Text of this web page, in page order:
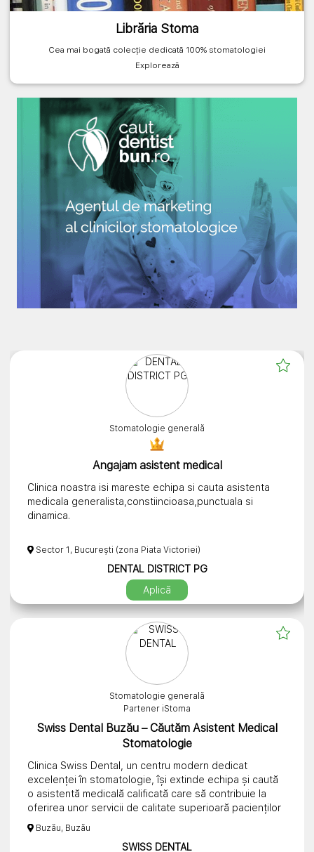
Librăria Stoma
Cea mai bogată colecție dedicată 100% stomatologiei
Explorează
Stomatologie generală
Angajam asistent medical
Clinica noastra isi mareste echipa si cauta asistenta
medicala generalista,constiincioasa,punctuala si
dinamica.
Ce ne dorim:
-Experienta de minimum 1 an de zile in domeniul
-Atentie la detalii si respectarea procedurilor
-Atitudine pozitiva,orientata spre pacient.
-Pasiune pentru dezvoltare si performanta.
-Program- 4 zile/saptamana x 6h(9:00-15:00 sau
-1 zi/saptamana tura de 12 h si o sambata/luna (9:00-
-Salariu 4000-4500 lei net(cu tichete de masa
incluse),in functie de experienta si specializarile
avantaje.
-Mediu modern,echipa unita,training si dezvoltare
profesionala.
Daca iti doresti mai mult decat un simplu loc de
Sector 1, București (zona Piata Victoriei)
DENTAL DISTRICT PG
Aplică
Stomatologie generală
Partener iStoma
Swiss Dental Buzău – Căutăm Asistent Medical
Stomatologie
Clinica Swiss Dental, un centru modern dedicat
excelenței în stomatologie, își extinde echipa și caută
o asistentă medicală calificată care să contribuie la
oferirea unor servicii de calitate superioară pacienților
noștri.
Buzău, Buzău
SWISS DENTAL